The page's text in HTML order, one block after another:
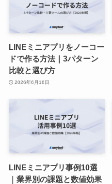
LINEミニアプリをノーコー
ドで作る方法｜3パターン
比較と選び方
2026年6月16日
LINEミニアプリ事例10選
｜業界別の課題と数値効果